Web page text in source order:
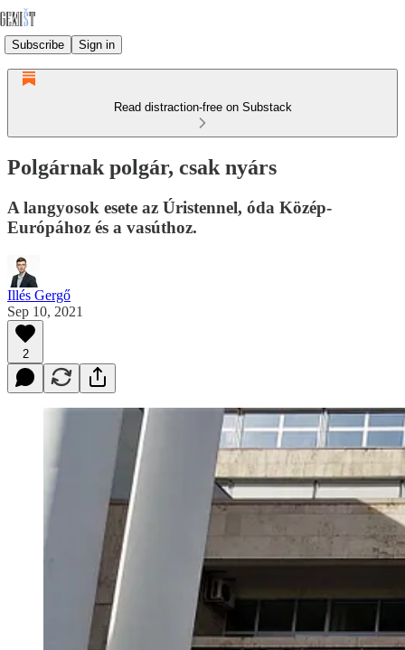
Subscribe Sign in
Read distraction-free on Substack
Polgárnak polgár, csak nyárs
A langyosok esete az Úristennel, óda Közép-
Európához és a vasúthoz.
Illés Gergő
Sep 10, 2021
2